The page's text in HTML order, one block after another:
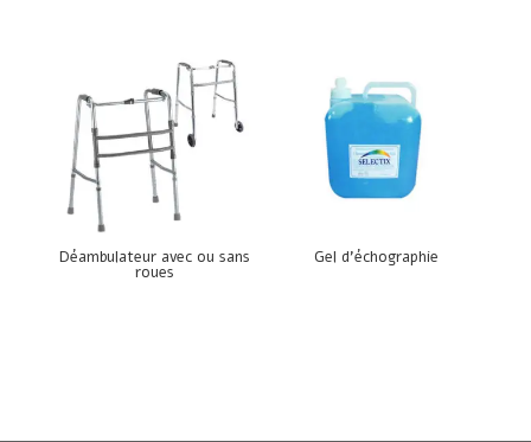
Déambulateur avec ou sans
roues
Gel d’échographie